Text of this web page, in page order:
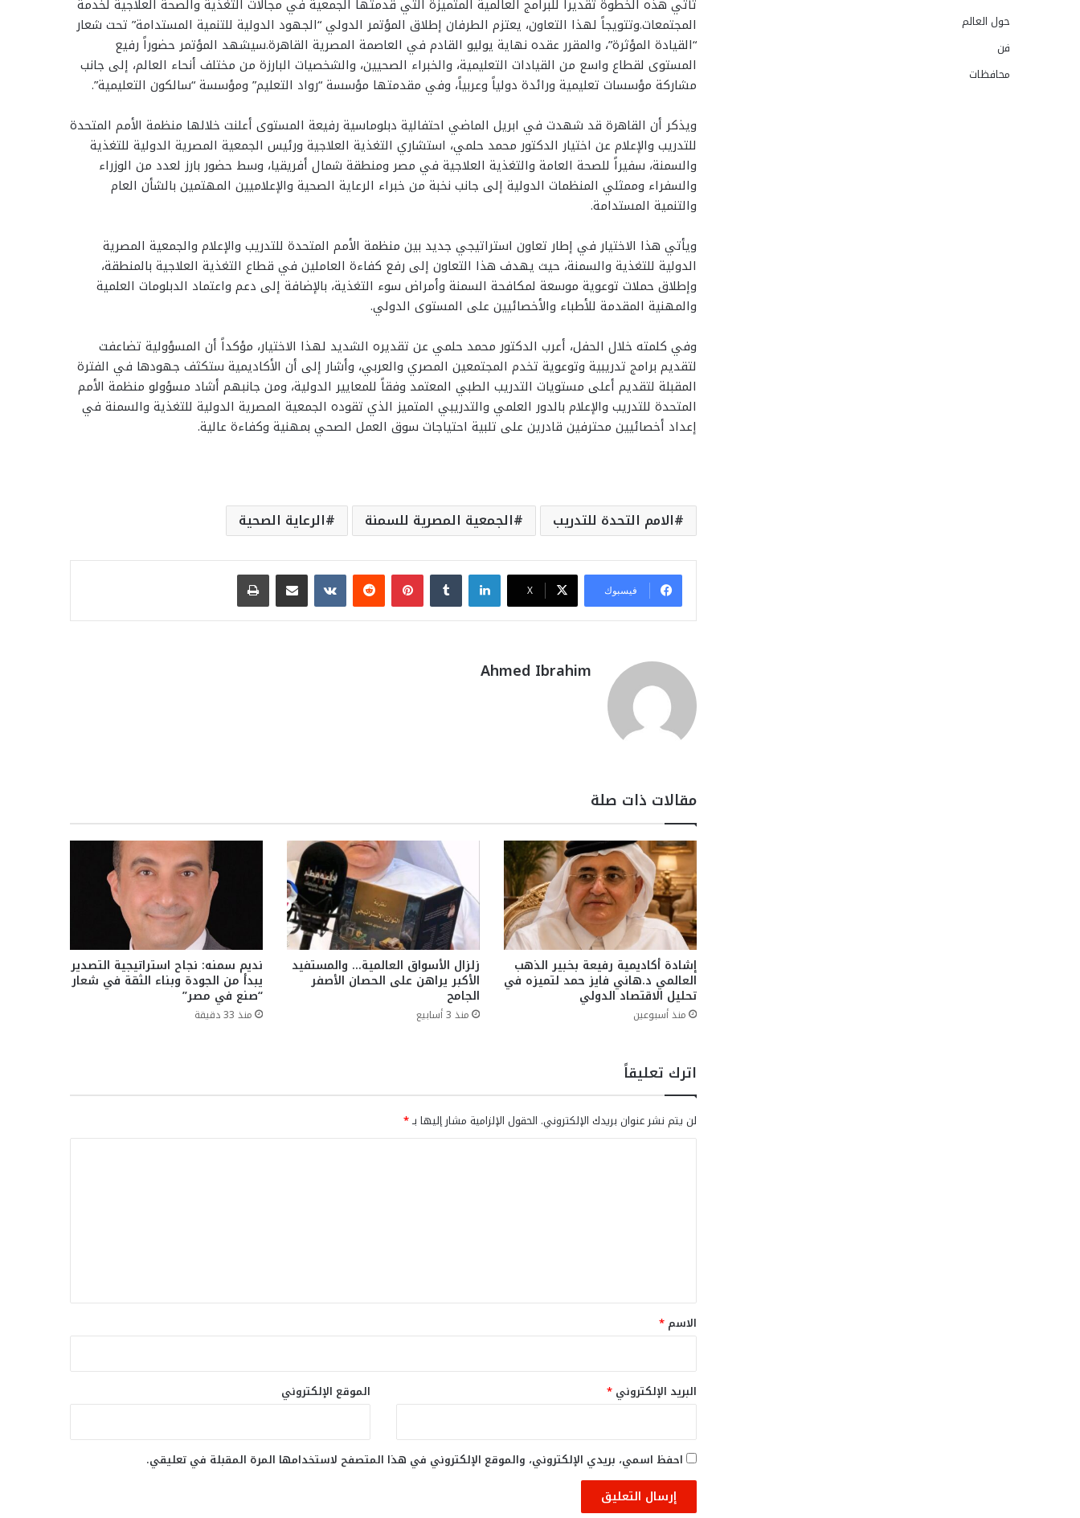
تأتي هذه الخطوة تقديراً للبرامج العالمية المتميزة التي قدمتها الجمعية في مجالات التغذية والصحة العلاجية لخدمة
المجتمعات.وتتويجاً لهذا التعاون، يعتزم الطرفان إطلاق المؤتمر الدولي “الجهود الدولية للتنمية المستدامة” تحت شعار
“القيادة المؤثرة”، والمقرر عقده نهاية يوليو القادم في العاصمة المصرية القاهرة.سيشهد المؤتمر حضوراً رفيع
المستوى لقطاع واسع من القيادات التعليمية، والخبراء الصحيين، والشخصيات البارزة من مختلف أنحاء العالم، إلى جانب
مشاركة مؤسسات تعليمية ورائدة دولياً وعربياً، وفي مقدمتها مؤسسة “رواد التعليم” ومؤسسة “سالكون التعليمية”.
ويذكر أن القاهرة قد شهدت في ابريل الماضي احتفالية دبلوماسية رفيعة المستوى أعلنت خلالها منظمة الأمم المتحدة
للتدريب والإعلام عن اختيار الدكتور محمد حلمي، استشاري التغذية العلاجية ورئيس الجمعية المصرية الدولية للتغذية
والسمنة، سفيراً للصحة العامة والتغذية العلاجية في مصر ومنطقة شمال أفريقيا، وسط حضور بارز لعدد من الوزراء
والسفراء وممثلي المنظمات الدولية إلى جانب نخبة من خبراء الرعاية الصحية والإعلاميين المهتمين بالشأن العام
والتنمية المستدامة.
ويأتي هذا الاختيار في إطار تعاون استراتيجي جديد بين منظمة الأمم المتحدة للتدريب والإعلام والجمعية المصرية
الدولية للتغذية والسمنة، حيث يهدف هذا التعاون إلى رفع كفاءة العاملين في قطاع التغذية العلاجية بالمنطقة،
وإطلاق حملات توعوية موسعة لمكافحة السمنة وأمراض سوء التغذية، بالإضافة إلى دعم واعتماد الدبلومات العلمية
والمهنية المقدمة للأطباء والأخصائيين على المستوى الدولي.
وفي كلمته خلال الحفل، أعرب الدكتور محمد حلمي عن تقديره الشديد لهذا الاختيار، مؤكداً أن المسؤولية تضاعفت
لتقديم برامج تدريبية وتوعوية تخدم المجتمعين المصري والعربي، وأشار إلى أن الأكاديمية ستكثف جهودها في الفترة
المقبلة لتقديم أعلى مستويات التدريب الطبي المعتمد وفقاً للمعايير الدولية، ومن جانبهم أشاد مسؤولو منظمة الأمم
المتحدة للتدريب والإعلام بالدور العلمي والتدريبي المتميز الذي تقوده الجمعية المصرية الدولية للتغذية والسمنة في
إعداد أخصائيين محترفين قادرين على تلبية احتياجات سوق العمل الصحي بمهنية وكفاءة عالية.
الامم التحدة للتدريب الجمعية المصرية للسمنة الرعاية الصحية
فيسبوك ‫X
لينكدإن بينتيريست مشاركة عبر البريد طباعة
Ahmed Ibrahim
مقالات ذات صلة
إشادة أكاديمية رفيعة بخبير الذهب
العالمي د.هاني فايز حمد لتميزه في
تحليل الاقتصاد الدولي
منذ أسبوعين
زلزال الأسواق العالمية… والمستفيد
الأكبر يراهن على الحصان الأصفر
الجامح
منذ 3 أسابيع
نديم سمنه: نجاح استراتيجية التصدير
يبدأ من الجودة وبناء الثقة في شعار
“صنع في مصر”
منذ 33 دقيقة
اترك تعليقاً
لن يتم نشر عنوان بريدك الإلكتروني. الحقول الإلزامية مشار إليها بـ*
*
الاسم *
البريد الإلكتروني * الموقع الإلكتروني
احفظ اسمي، بريدي الإلكتروني، والموقع الإلكتروني في هذا المتصفح لاستخدامها المرة المقبلة في تعليقي.
حول العالم
فن
محافظات